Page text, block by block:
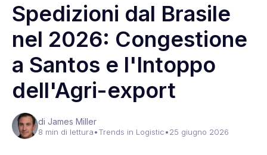
Spedizioni dal Brasile
nel 2026: Congestione
a Santos e l'Intoppo
dell'Agri-export
di James Miller
8 min di lettura•Trends in Logistic•25 giugno 2026